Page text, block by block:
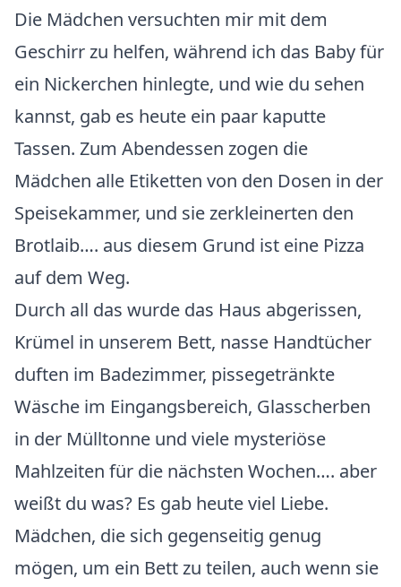
Die Mädchen versuchten mir mit dem
Geschirr zu helfen, während ich das Baby für
ein Nickerchen hinlegte, und wie du sehen
kannst, gab es heute ein paar kaputte
Tassen. Zum Abendessen zogen die
Mädchen alle Etiketten von den Dosen in der
Speisekammer, und sie zerkleinerten den
Brotlaib…. aus diesem Grund ist eine Pizza
auf dem Weg.
Durch all das wurde das Haus abgerissen,
Krümel in unserem Bett, nasse Handtücher
duften im Badezimmer, pissegetränkte
Wäsche im Eingangsbereich, Glasscherben
in der Mülltonne und viele mysteriöse
Mahlzeiten für die nächsten Wochen…. aber
weißt du was? Es gab heute viel Liebe.
Mädchen, die sich gegenseitig genug
mögen, um ein Bett zu teilen, auch wenn sie